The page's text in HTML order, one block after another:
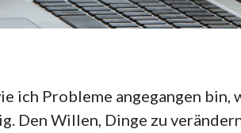
ich Probleme angegangen bin,
Den Willen, Dinge zu